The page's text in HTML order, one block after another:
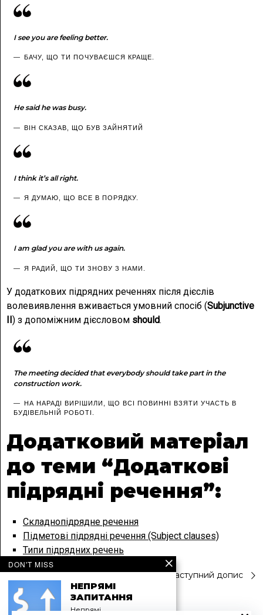
I see you are feeling better.
БАЧУ, ЩО ТИ ПОЧУВАЄШСЯ КРАЩЕ.
He said he was busy.
ВІН СКАЗАВ, ЩО БУВ ЗАЙНЯТИЙ
I think it’s all right.
Я ДУМАЮ, ЩО ВСЕ В ПОРЯДКУ.
I am glad you are with us again.
Я РАДИЙ, ЩО ТИ ЗНОВУ З НАМИ.
У додаткових підрядних реченнях після дієслів
волевиявлення вживається умовний спосіб (Subjunctive
II) з допоміжним дієсловом should.
The meeting decided that everybody should take part in the
construction work.
НА НАРАДІ ВИРІШИЛИ, ЩО ВСІ ПОВИННІ ВЗЯТИ УЧАСТЬ В
БУДІВЕЛЬНІЙ РОБОТІ.
Додатковий матеріал
до теми “Додаткові
підрядні речення”:
Складнопідрядне речення
Підметові підрядні речення (Subject clauses)
Типи підрядних речень
Навігація
записів
Попередній допис Наступний допис
DON'T MISS
НЕПРЯМІ
ЗАПИТАННЯ
Непрямі…